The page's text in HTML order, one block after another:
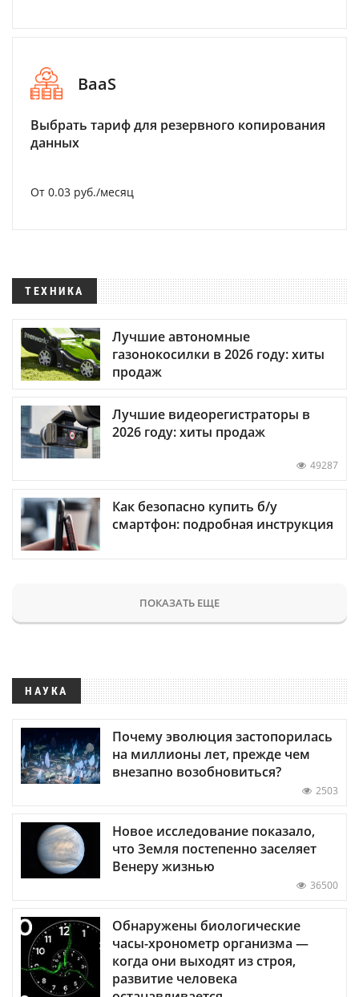
BaaS
Выбрать тариф для резервного копирования
данных
От 0.03 руб./месяц
ТЕХНИКА
Лучшие автономные
газонокосилки в 2026 году: хиты
продаж
Лучшие видеорегистраторы в
2026 году: хиты продаж
49287
Как безопасно купить б/у
смартфон: подробная инструкция
ПОКАЗАТЬ ЕЩЕ
НАУКА
Почему эволюция застопорилась
на миллионы лет, прежде чем
внезапно возобновиться?
2503
Новое исследование показало,
что Земля постепенно заселяет
Венеру жизнью
36500
Обнаружены биологические
часы-хронометр организма —
когда они выходят из строя,
развитие человека